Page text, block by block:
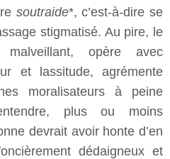
soutraide*, c’est-à-dire se
stigmatisé. Au pire, le
opère avec
et lassitude, agrémente
moralisateurs à peine
plus ou moins
devrait avoir honte d’en
dédaigneux et